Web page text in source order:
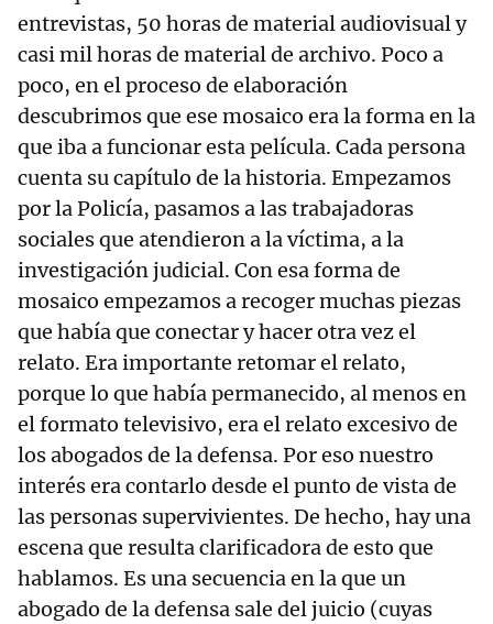
entrevistas, 50 horas de material audiovisual y
casi mil horas de material de archivo. Poco a
poco, en el proceso de elaboración
descubrimos que ese mosaico era la forma en la
que iba a funcionar esta película. Cada persona
cuenta su capítulo de la historia. Empezamos
por la Policía, pasamos a las trabajadoras
sociales que atendieron a la víctima, a la
investigación judicial. Con esa forma de
mosaico empezamos a recoger muchas piezas
que había que conectar y hacer otra vez el
relato. Era importante retomar el relato,
porque lo que había permanecido, al menos en
el formato televisivo, era el relato excesivo de
los abogados de la defensa. Por eso nuestro
interés era contarlo desde el punto de vista de
las personas supervivientes. De hecho, hay una
escena que resulta clarificadora de esto que
hablamos. Es una secuencia en la que un
abogado de la defensa sale del juicio (cuyas